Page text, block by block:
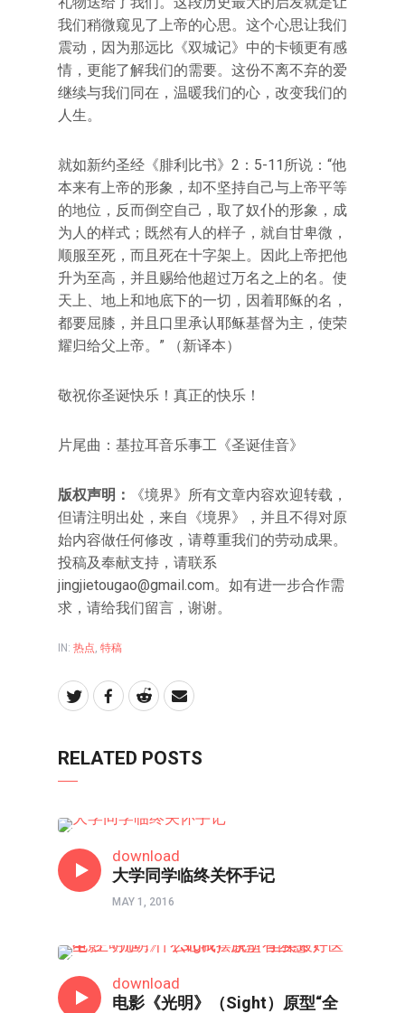
我们稍微窥见了上帝的心思。这个心思让我们
震动，因为那远比《双城记》中的卡顿更有感
情，更能了解我们的需要。这份不离不弃的爱
继续与我们同在，温暖我们的心，改变我们的
人生。
就如新约圣经《腓利比书》2：5-11所说：“他
本来有上帝的形象，却不坚持自己与上帝平等
的地位，反而倒空自己，取了奴仆的形象，成
为人的样式；既然有人的样子，就自甘卑微，
顺服至死，而且死在十字架上。因此上帝把他
升为至高，并且赐给他超过万名之上的名。使
天上、地上和地底下的一切，因着耶稣的名，
都要屈膝，并且口里承认耶稣基督为主，使荣
耀归给父上帝。” （新译本）
敬祝你圣诞快乐！真正的快乐！
片尾曲：基拉耳音乐事工《圣诞佳音》
版权声明：
《境界》所有文章内容欢迎转载，
但请注明出处，来自《境界》，并且不得对原
始内容做任何修改，请尊重我们的劳动成果。
投稿及奉献支持，请联系
jingjietougao@gmail.com。如有进一步合作需
求，请给我们留言，谢谢。
IN: 热点 特稿
RELATED POSTS
download
大学同学临终关怀手记
MAY 1, 2016
download
电影《光明》（Sight）原型“全